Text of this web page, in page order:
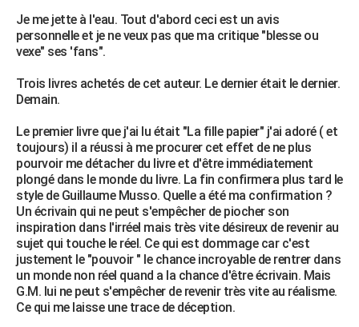
Forum
Aménagement intérieur
Extérieur
Cuisine
Salle de bains
Jardinage
Rangement
WEEK-END
Art de vivre
Bien-être
Loisirs
Mode
Modes de vie
SANTE
Alimentation
Guide de la santé
Maladies
Médicaments
Sommeil
VOYAGE
Destinations
City break
Voyage nature
Voyage de noces
Forum
Climat
+PHOTO
GUIDES D'ACHAT
BONS PLANS
CARTE DE VOEUX
Carte de Noël
Carte Bonne année
Carte Saint-Valentin
Carte Pâques
Carte d'anniversaire
DICTIONNAIRE
Je me jette à l'eau. Tout d'abord ceci est un avis
personnelle et je ne veux pas que ma critique "blesse ou
vexe" ses 'fans".
Trois livres achetés de cet auteur. Le dernier était le dernier.
Demain.
Le premier livre que j'ai lu était "La fille papier" j'ai adoré ( et
toujours) il a réussi à me procurer cet effet de ne plus
pourvoir me détacher du livre et d'être immédiatement
plongé dans le monde du livre. La fin confirmera plus tard le
style de Guillaume Musso. Quelle a été ma confirmation ?
Un écrivain qui ne peut s'empêcher de piocher son
inspiration dans l'irréel mais très vite désireux de revenir au
sujet qui touche le réel. Ce qui est dommage car c'est
justement le "pouvoir " le chance incroyable de rentrer dans
un monde non réel quand a la chance d'être écrivain. Mais
G.M. lui ne peut s'empêcher de revenir très vite au réalisme.
Ce qui me laisse une trace de déception.